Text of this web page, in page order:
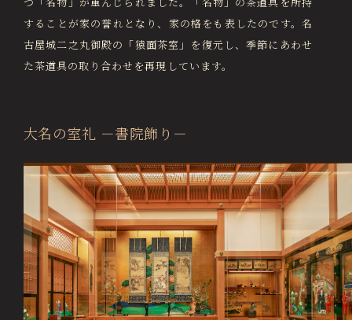
つ「名物」が重んじられました。「名物」の茶道具を所持
することが家の誉れとなり、家の格をも表したのです。名
古屋城二之丸御殿の「猿面茶室」を復元し、季節にあわせ
た茶道具の取り合わせを再現しています。
大名の室礼 －書院飾り－